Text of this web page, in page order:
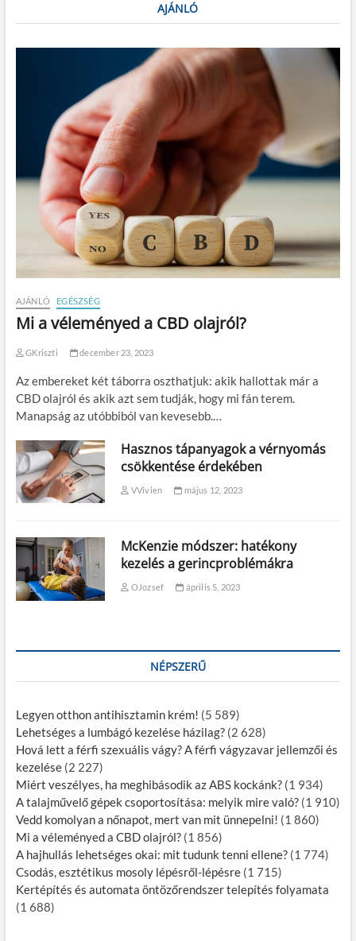
AJÁNLÓ
AJÁNLÓ EGÉSZSÉG
Mi a véleményed a CBD olajról?
GKriszti december 23, 2023
Az embereket két táborra oszthatjuk: akik hallottak már a
CBD olajról és akik azt sem tudják, hogy mi fán terem.
Manapság az utóbbiból van kevesebb.…
Hasznos tápanyagok a vérnyomás
csökkentése érdekében
VVivien május 12, 2023
McKenzie módszer: hatékony
kezelés a gerincproblémákra
OJozsef április 5, 2023
NÉPSZERŰ
Legyen otthon antihisztamin krém! (5 589)
Lehetséges a lumbágó kezelése házilag? (2 628)
Hová lett a férfi szexuális vágy? A férfi vágyzavar jellemzői és
kezelése (2 227)
Miért veszélyes, ha meghibásodik az ABS kockánk? (1 934)
A talajművelő gépek csoportosítása: melyik mire való? (1 910)
Vedd komolyan a nőnapot, mert van mit ünnepelni! (1 860)
Mi a véleményed a CBD olajról? (1 856)
A hajhullás lehetséges okai: mit tudunk tenni ellene? (1 774)
Csodás, esztétikus mosoly lépésről-lépésre (1 715)
Kertépítés és automata öntözőrendszer telepítés folyamata
(1 688)